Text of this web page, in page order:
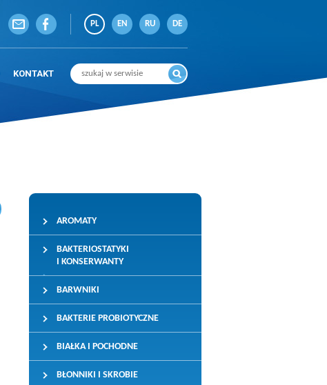
PL EN RU DE
KONTAKT
AROMATY
BAKTERIOSTATYKI
I KONSERWANTY
BARWNIKI
BAKTERIE PROBIOTYCZNE
BIAŁKA I POCHODNE
BŁONNIKI I SKROBIE